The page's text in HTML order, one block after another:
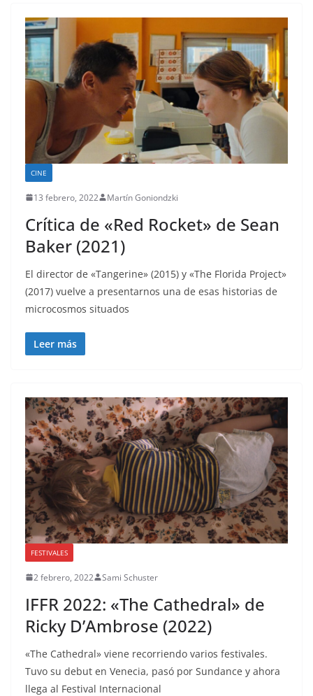
CINE
13 febrero, 2022 Martín Goniondzki
Crítica de «Red Rocket» de Sean
Baker (2021)
El director de «Tangerine» (2015) y «The Florida Project»
(2017) vuelve a presentarnos una de esas historias de
microcosmos situados
Leer más
FESTIVALES
2 febrero, 2022 Sami Schuster
IFFR 2022: «The Cathedral» de
Ricky D’Ambrose (2022)
«The Cathedral» viene recorriendo varios festivales.
Tuvo su debut en Venecia, pasó por Sundance y ahora
llega al Festival Internacional